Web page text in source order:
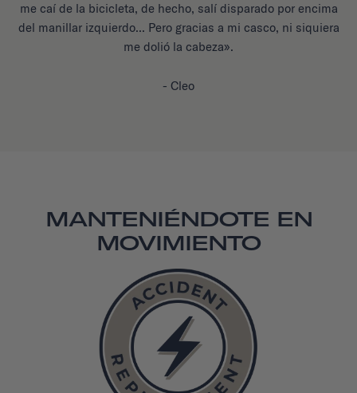
me caí de la bicicleta, de hecho, salí disparado por encima
del manillar izquierdo... Pero gracias a mi casco, ni siquiera
me dolió la cabeza».
- Cleo
MANTENIÉNDOTE EN
MOVIMIENTO